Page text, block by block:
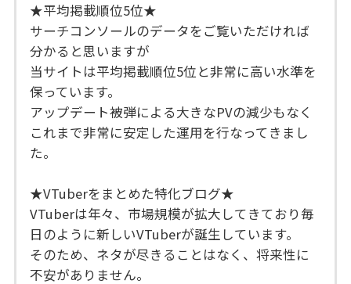
★平均掲載順位5位★
サーチコンソールのデータをご覧いただければ
分かると思いますが
当サイトは平均掲載順位5位と非常に高い水準を
保っています。
アップデート被弾による大きなPVの減少もなく
これまで非常に安定した運用を行なってきまし
た。
★VTuberをまとめた特化ブログ★
VTuberは年々、市場規模が拡大してきており毎
日のように新しいVTuberが誕生しています。
そのため、ネタが尽きることはなく、将来性に
不安がありません。